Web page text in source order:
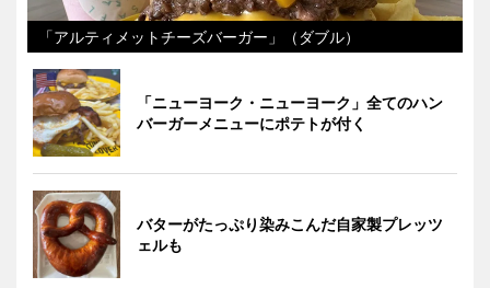
「アルティメットチーズバーガー」（ダブル）
「ニューヨーク・ニューヨーク」全てのハン
バーガーメニューにポテトが付く
バターがたっぷり染みこんだ自家製プレッツ
ェルも